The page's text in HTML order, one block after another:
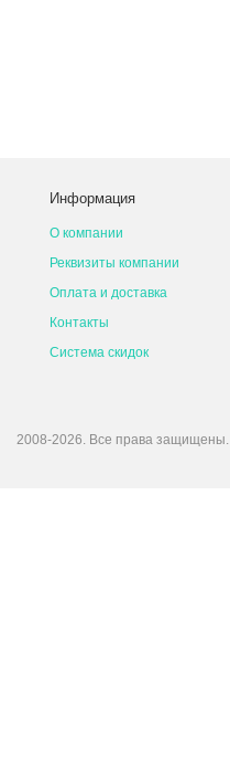
Информация
О компании
Реквизиты компании
Оплата и доставка
Контакты
Система скидок
2008-2026. Все права защищены.